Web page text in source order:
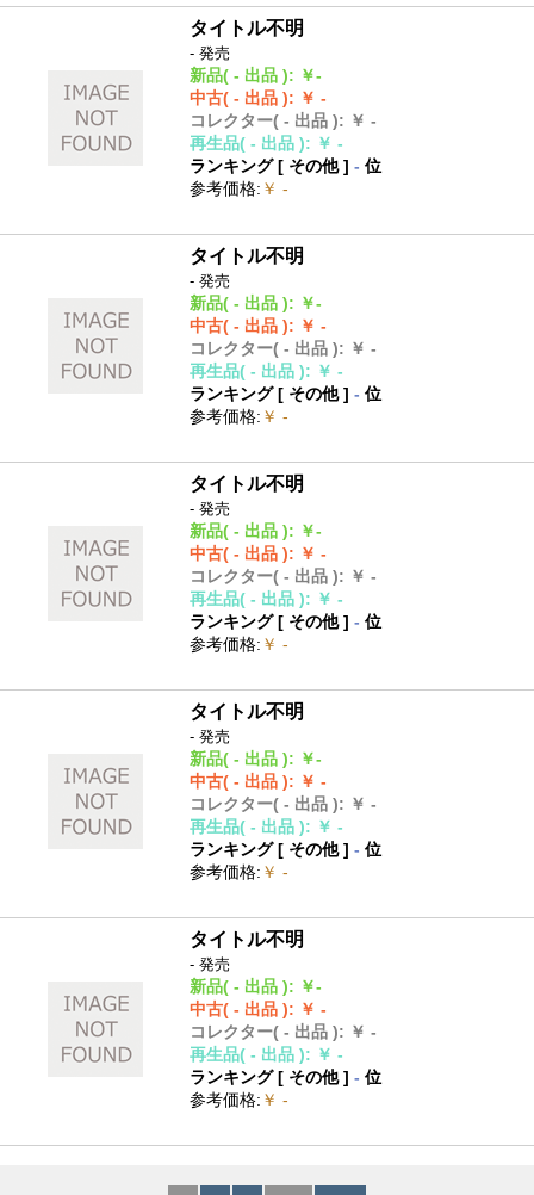
タイトル不明
- 発売
新品( - 出品 ): ￥-
中古( - 出品 ): ￥ -
コレクター( - 出品 ): ￥ -
再生品( - 出品 ): ￥ -
ランキング [ その他]- 位
参考価格: ￥ -
タイトル不明
- 発売
新品( - 出品 ): ￥-
中古( - 出品 ): ￥ -
コレクター( - 出品 ): ￥ -
再生品( - 出品 ): ￥ -
ランキング [ その他]- 位
参考価格: ￥ -
タイトル不明
- 発売
新品( - 出品 ): ￥-
中古( - 出品 ): ￥ -
コレクター( - 出品 ): ￥ -
再生品( - 出品 ): ￥ -
ランキング [ その他]- 位
参考価格: ￥ -
タイトル不明
- 発売
新品( - 出品 ): ￥-
中古( - 出品 ): ￥ -
コレクター( - 出品 ): ￥ -
再生品( - 出品 ): ￥ -
ランキング [ その他]- 位
参考価格: ￥ -
タイトル不明
- 発売
新品( - 出品 ): ￥-
中古( - 出品 ): ￥ -
コレクター( - 出品 ): ￥ -
再生品( - 出品 ): ￥ -
ランキング [ その他]- 位
参考価格: ￥ -